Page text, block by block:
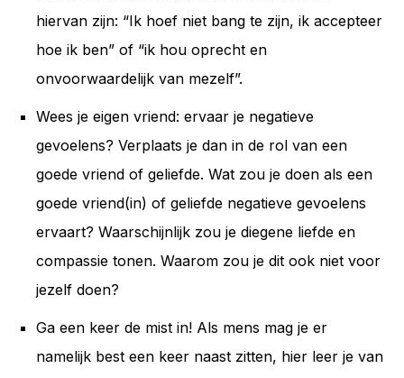
hiervan zijn: “Ik hoef niet bang te zijn, ik accepteer
hoe ik ben” of “ik hou oprecht en
onvoorwaardelijk van mezelf”.
Wees je eigen vriend: ervaar je negatieve
gevoelens? Verplaats je dan in de rol van een
goede vriend of geliefde. Wat zou je doen als een
goede vriend(in) of geliefde negatieve gevoelens
ervaart? Waarschijnlijk zou je diegene liefde en
compassie tonen. Waarom zou je dit ook niet voor
jezelf doen?
Ga een keer de mist in! Als mens mag je er
namelijk best een keer naast zitten, hier leer je van